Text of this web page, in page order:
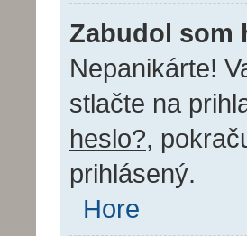
Zabudol som
Nepanikárte!
stlačte na
heslo?,
prihlásený.
Hore